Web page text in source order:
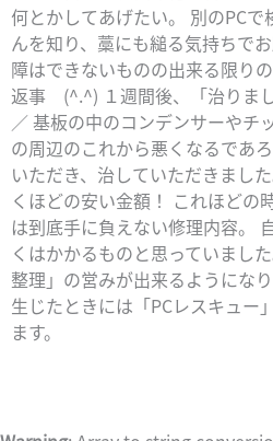
何とかしてあげたい。 別のPC
んを知り、藁にも縋る気持ちで
障はできないものの出来る限り
返事 (^.^) １週間後、「治りま
／ 基板の中のコンデンサーやチ
の周辺のこれから悪くなるであ
いただき、治していただきまし
くほどの安い金額！ これほどの
は到底手に負えない修理内容。
くはかかるものと思っていまし
整理」の営みが出来るようにな
生じたときには「PCレスキュー
ます。